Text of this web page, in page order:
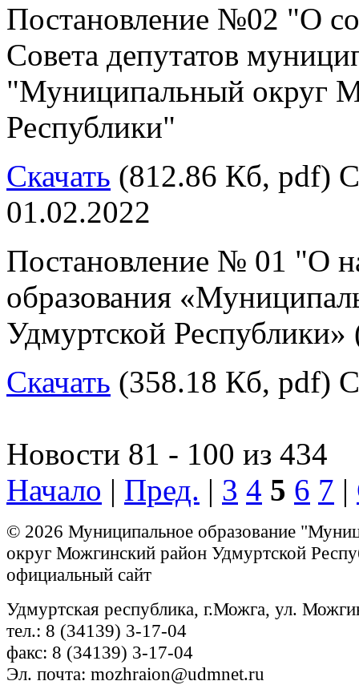
Постановление №02 "О
Совета депутатов
"Муниципальный округ
Республики"
Скачать (812.86 Кб, pdf)
01.02.2022
Постановление № 01 "О
образования
Удмуртской
Скачать (358.18 Кб, pdf)
Новости 81 - 100 из 434
Начало | Пред. | 3 4 5 6 7 |
© 2026 Муниципальное образование
округ Можгинский район Удмуртской
официальный сайт
Удмуртская республика, г.Можга, ул.
тел.: 8 (34139) 3-17-04
факс: 8 (34139) 3-17-04
Эл. почта: mozhraion@udmnet.ru